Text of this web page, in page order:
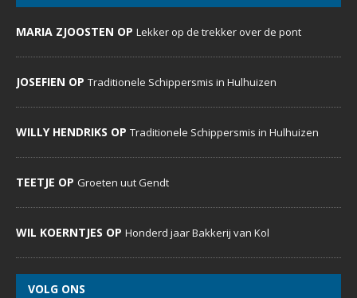
MARIA ZJOOSTEN OP Lekker op de trekker over de pont
JOSEFIEN OP Traditionele Schippersmis in Hulhuizen
WILLY HENDRIKS OP Traditionele Schippersmis in Hulhuizen
TEETJE OP Groeten uut Gendt
WIL KOERNTJES OP Honderd jaar Bakkerij van Kol
VOLG ONS